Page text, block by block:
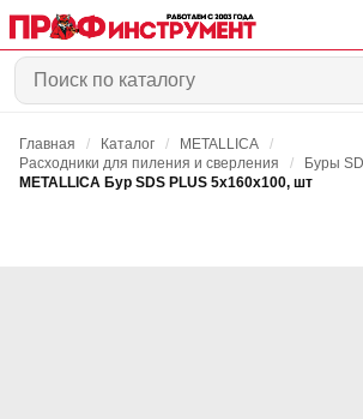
0
Главная / Каталог / METALLICA
/
Расходники для пиления и сверления
/ Буры
METALLICA Бур SDS PLUS 5х160х100, шт